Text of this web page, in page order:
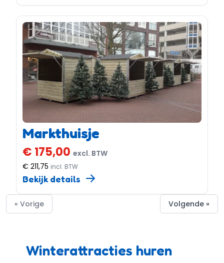
Markthuisje
€ 175,00 excl. BTW
€ 211,75 incl. BTW
Bekijk details
« Vorige Volgende »
Winterattracties huren